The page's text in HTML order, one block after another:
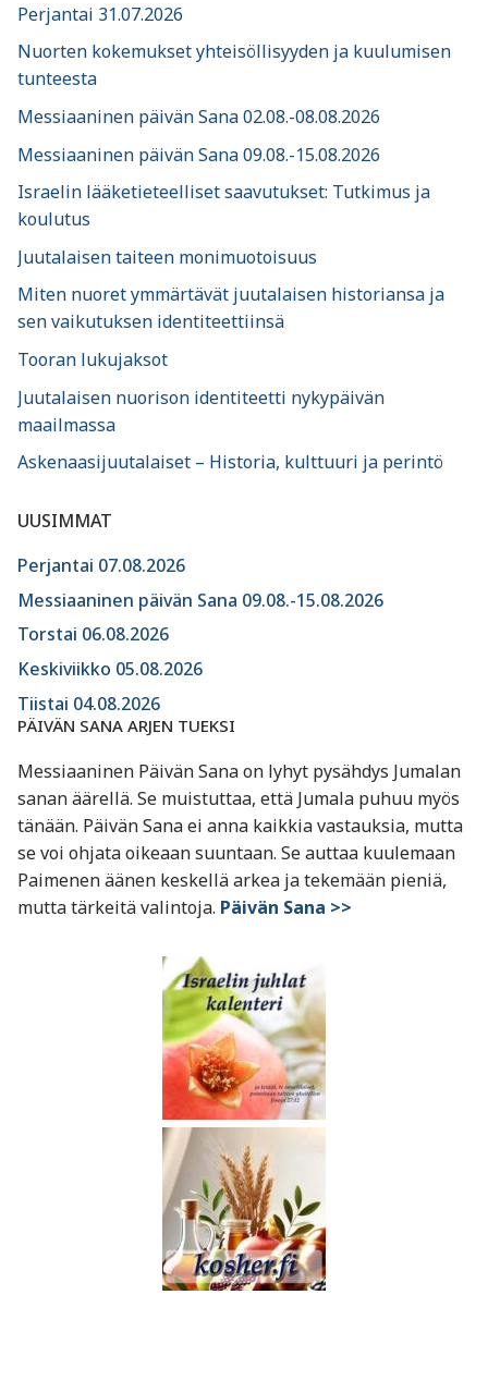
Perjantai 31.07.2026
Nuorten kokemukset yhteisöllisyyden ja kuulumisen
tunteesta
Messiaaninen päivän Sana 02.08.-08.08.2026
Messiaaninen päivän Sana 09.08.-15.08.2026
Israelin lääketieteelliset saavutukset: Tutkimus ja
koulutus
Juutalaisen taiteen monimuotoisuus
Miten nuoret ymmärtävät juutalaisen historiansa ja
sen vaikutuksen identiteettiinsä
Tooran lukujaksot
Juutalaisen nuorison identiteetti nykypäivän
maailmassa
Askenaasijuutalaiset – Historia, kulttuuri ja perintö
UUSIMMAT
Perjantai 07.08.2026
Messiaaninen päivän Sana 09.08.-15.08.2026
Torstai 06.08.2026
Keskiviikko 05.08.2026
Tiistai 04.08.2026
PÄIVÄN SANA ARJEN TUEKSI
Messiaaninen Päivän Sana on lyhyt pysähdys Jumalan
sanan äärellä. Se muistuttaa, että Jumala puhuu myös
tänään. Päivän Sana ei anna kaikkia vastauksia, mutta
se voi ohjata oikeaan suuntaan. Se auttaa kuulemaan
Paimenen äänen keskellä arkea ja tekemään pieniä,
mutta tärkeitä valintoja. Päivän Sana >>